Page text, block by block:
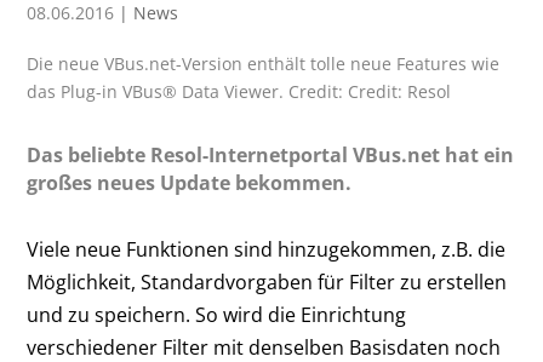
08.06.2016 | News
Die neue VBus.net-Version enthält tolle neue Features wie
das Plug-in VBus® Data Viewer. Credit: Credit: Resol
Das beliebte Resol-Internetportal VBus.net hat ein
großes neues Update bekommen.
Viele neue Funktionen sind hinzugekommen, z.B. die
Möglichkeit, Standardvorgaben für Filter zu erstellen
und zu speichern. So wird die Einrichtung
verschiedener Filter mit denselben Basisdaten noch